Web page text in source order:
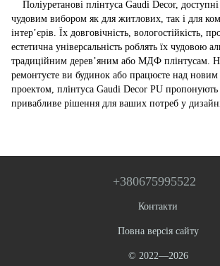
Поліуретанові плінтуса Gaudi Decor,
чудовим вибором як для житлових, так і для
інтер’єрів. Їх довговічність, вологостійкість,
естетична універсальність роблять їх чудовою
традиційним дерев’яним або МДФ плінтусам.
ремонтуєте ви будинок або працюєте над новим
проектом, плінтуса Gaudi Decor PU пропонують
привабливе рішення для ваших потреб у дизайні
+380675995522
Контакти
Повна версія сайту
© 2022—2026